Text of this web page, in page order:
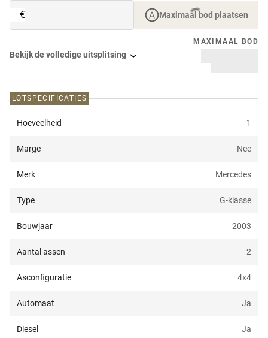
€ Maximaal bod plaatsen
MAXIMAAL BOD
Bekijk de volledige uitsplitsing
LOTSPECIFICATIES
Hoeveelheid 1
Marge Nee
Merk Mercedes
Type G-klasse
Bouwjaar 2003
Aantal assen 2
Asconfiguratie 4x4
Automaat Ja
Diesel Ja